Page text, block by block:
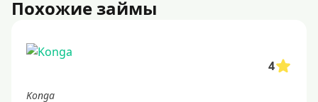
Похожие займы
4
Konga